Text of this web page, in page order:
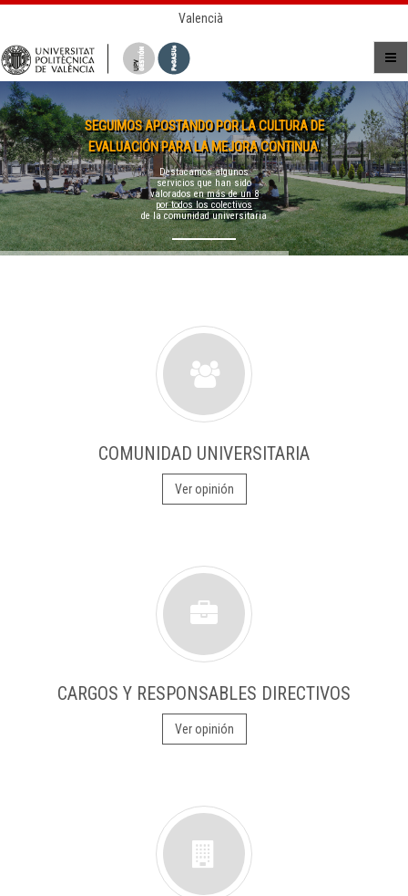
Valencià
SEGUIMOS APOSTANDO POR LA CULTURA DE
EVALUACIÓN PARA LA MEJORA CONTINUA.
Destacamos algunos
servicios que han sido
valorados enmás de un 8
por todos los colectivos
de la comunidad universitaria
COMUNIDAD UNIVERSITARIA
Ver opinión
CARGOS Y RESPONSABLES DIRECTIVOS
Ver opinión